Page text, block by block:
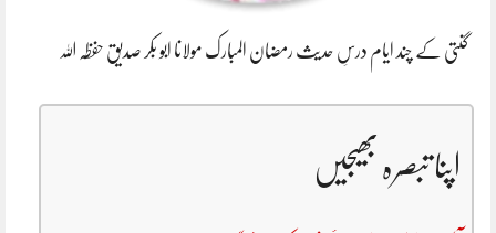
گنتی کے چند ایام درسِ حدیث رمضان المبارک مولانا ابو بکر صدیق حفظہ اللہ
اپنا تبصرہ بھیجیں